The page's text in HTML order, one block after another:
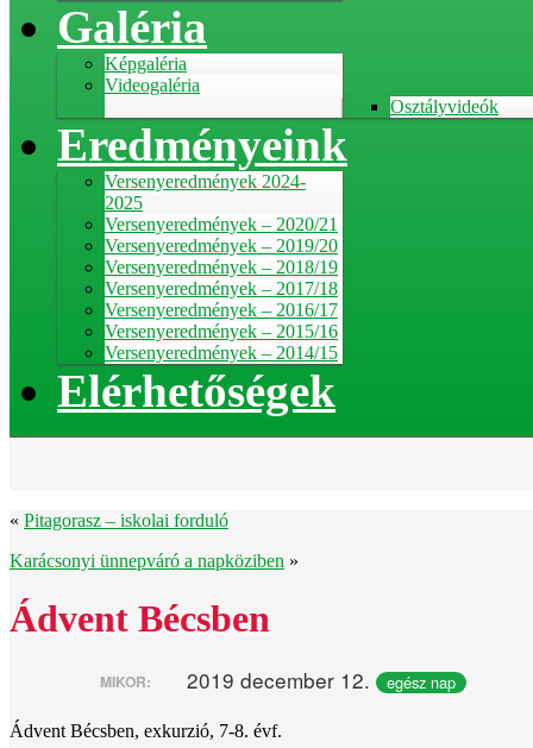
Galéria
Képgaléria
Videogaléria
Osztályvideók
Eredményeink
Versenyeredmények 2024-
2025
Versenyeredmények – 2020/21
Versenyeredmények – 2019/20
Versenyeredmények – 2018/19
Versenyeredmények – 2017/18
Versenyeredmények – 2016/17
Versenyeredmények – 2015/16
Versenyeredmények – 2014/15
Elérhetőségek
« Pitagorasz – iskolai forduló
Karácsonyi ünnepváró a napköziben »
Ádvent Bécsben
MIKOR: 2019 december 12. egész nap
Ádvent Bécsben, exkurzió, 7-8. évf.